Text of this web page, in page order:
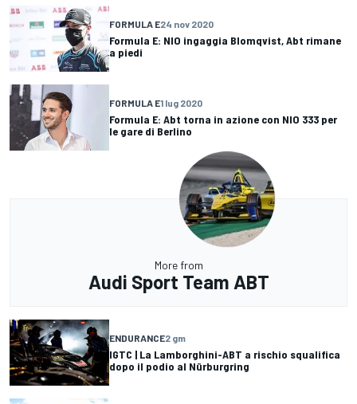
FORMULA E24 nov 2020
Formula E: NIO ingaggia Blomqvist, Abt rimane
a piedi
FORMULA E1 lug 2020
Formula E: Abt torna in azione con NIO 333 per
le gare di Berlino
More from
Audi Sport Team ABT
ENDURANCE2 gm
IGTC | La Lamborghini-ABT a rischio squalifica
dopo il podio al Nürburgring